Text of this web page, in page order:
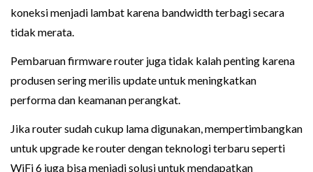
koneksi menjadi lambat karena bandwidth terbagi secara
tidak merata.
Pembaruan firmware router juga tidak kalah penting karena
produsen sering merilis update untuk meningkatkan
performa dan keamanan perangkat.
Jika router sudah cukup lama digunakan, mempertimbangkan
untuk upgrade ke router dengan teknologi terbaru seperti
WiFi 6 juga bisa menjadi solusi untuk mendapatkan